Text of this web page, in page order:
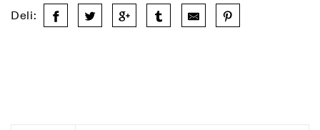
Deli: